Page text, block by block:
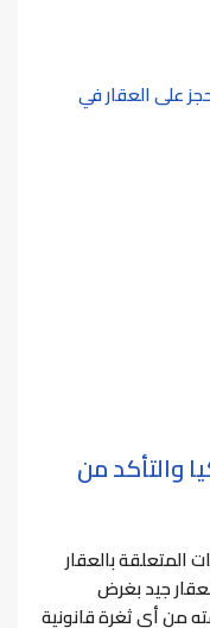
على العقار في
والتأكد من
المتعلقة بالعقار
جيد بغرض
من أي ثغرة قانونية